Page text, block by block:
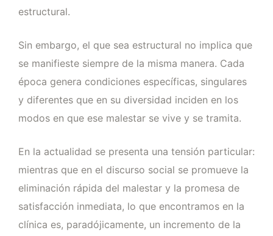
estructural.
Sin embargo, el que sea estructural no implica que
se manifieste siempre de la misma manera. Cada
época genera condiciones específicas, singulares
y diferentes que en su diversidad inciden en los
modos en que ese malestar se vive y se tramita.
En la actualidad se presenta una tensión particular:
mientras que en el discurso social se promueve la
eliminación rápida del malestar y la promesa de
satisfacción inmediata, lo que encontramos en la
clínica es, paradójicamente, un incremento de la